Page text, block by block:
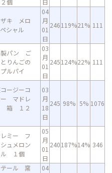
個
日
ザキ メロ
ペシャル
04
月
01
日
246119%21% 111
製パン ご
りんごの
ルパイ
03
月
01
日
245124%22% 111
ージーコ
ー マドレ
箱 １２
03
月
18
日
245 98% 5% 1076
レミー フ
ュメロン
ル １個
05
月
01
日
240187%14% 346
テール 窯
04